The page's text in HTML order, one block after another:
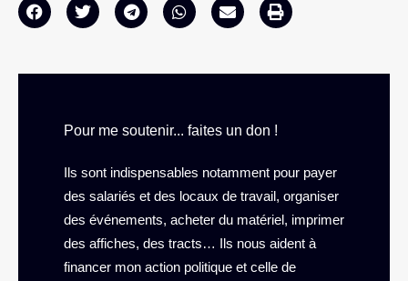
Pour me soutenir... faites un don !
Ils sont indispensables notamment pour payer
des salariés et des locaux de travail, organiser
des événements, acheter du matériel, imprimer
des affiches, des tracts… Ils nous aident à
financer mon action politique et celle de